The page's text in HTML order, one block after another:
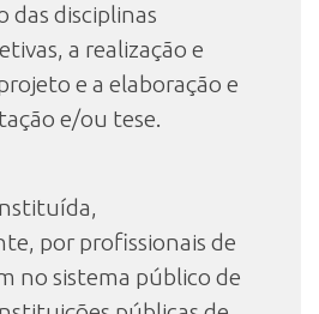
das disciplinas
a realização e
e a elaboração e
e/ou tese.
por profissionais de
no sistema público de